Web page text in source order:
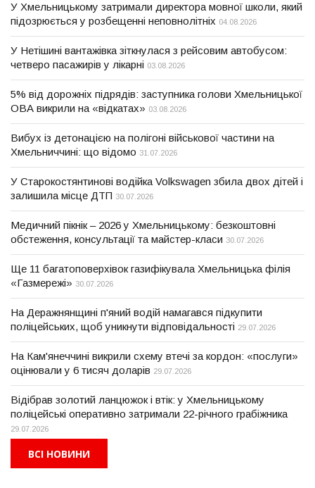
У Хмельницькому затримали директора мовної школи, який
підозрюється у розбещенні неповнолітніх 04.08.2026
У Нетішині вантажівка зіткнулася з рейсовим автобусом:
четверо пасажирів у лікарні 03.08.2026
5% від дорожніх підрядів: заступника голови Хмельницької
ОВА викрили на «відкатах» 03.08.2026
Вибух із детонацією на полігоні військової частини на
Хмельниччині: що відомо 31.07.2026
У Старокостянтинові водійка Volkswagen збила двох дітей і
залишила місце ДТП 30.07.2026
Медичний пікнік – 2026 у Хмельницькому: безкоштовні
обстеження, консультації та майстер-класи 30.07.2026
Ще 11 багатоповерхівок газифікувала Хмельницька філія
«Газмережі» 30.07.2026
На Деражнянщині п'яний водій намагався підкупити
поліцейських, щоб уникнути відповідальності 29.07.2026
На Кам'янеччині викрили схему втечі за кордон: «послуги»
оцінювали у 6 тисяч доларів 29.07.2026
Відібрав золотий ланцюжок і втік: у Хмельницькому
поліцейські оперативно затримали 22-річного грабіжника
29.07.2026
ВСІ НОВИНИ